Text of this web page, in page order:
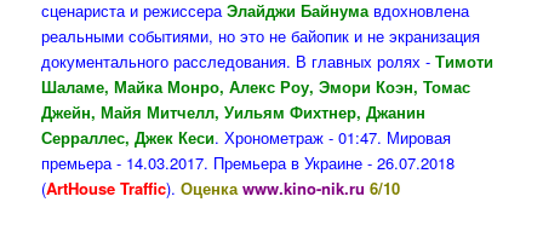
сценариста и режиссераЭлайджи Байнумавдохновлена
реальными событиями, но это не байопик и не экранизация
документального расследования. В главных ролях - Тимоти
Шаламе, Майка Монро, Алекс Роу, Эмори Коэн, Томас
Джейн, Майя Митчелл, Уильям Фихтнер, Джанин
Серраллес, Джек Кеси. Хронометраж - 01:47. Мировая
премьера - 14.03.2017. Премьера в Украине - 26.07.2018
(ArtHouse Traffic). Оценкаwww.kino-nik.ru 6/10